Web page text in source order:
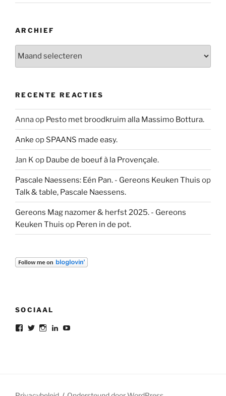
ARCHIEF
RECENTE REACTIES
Annaop Pesto met broodkruim alla Massimo Bottura.
Anke op SPAANS made easy.
Jan K op Daube de boeuf à la Provençale.
Pascale Naessens: Eén Pan. - Gereons Keuken Thuis op
Talk & table, Pascale Naessens.
Gereons Mag nazomer & herfst 2025. - Gereons
Keuken Thuis op Peren in de pot.
SOCIAAL
BekijkBekijkBekijkBekijk
LinkedIn
YouTube